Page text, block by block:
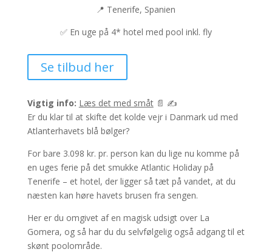
📍 Tenerife, Spanien
✅ En uge på 4* hotel med pool inkl. fly
Se tilbud her
Vigtig info: Læs det med småt📄 ✍️
Er du klar til at skifte det kolde vejr i Danmark ud med
Atlanterhavets blå bølger?
For bare 3.098 kr. pr. person kan du lige nu komme på
en uges ferie på det smukke Atlantic Holiday på
Tenerife – et hotel, der ligger så tæt på vandet, at du
næsten kan høre havets brusen fra sengen.
Her er du omgivet af en magisk udsigt over La
Gomera, og så har du du selvfølgelig også adgang til et
skønt poolområde.